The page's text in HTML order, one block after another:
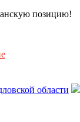
позицию!
области